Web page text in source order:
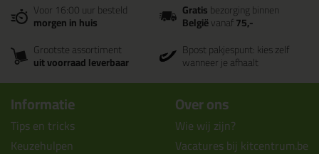
Voor 16:00 uur besteld
morgen in huis
Gratisbezorging binnen
Belgiëvanaf75,-
Grootste assortiment
uit voorraad leverbaar
Bpost pakjespunt: kies zelf
wanneer je afhaalt
Informatie
Tips en tricks
Keuzehulpen
Over ons
Wie wij zijn?
Vacatures bij kitcentrum.be